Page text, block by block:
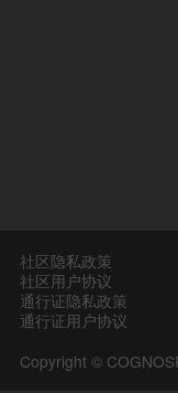
社区隐私政策
社区用户协议
通行证隐私政策
通行证用户协议
Copyright ©